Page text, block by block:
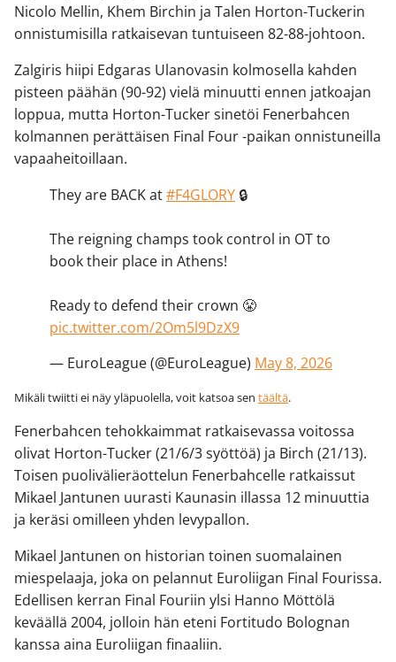
Nicolo Mellin, Khem Birchin ja Talen Horton-Tuckerin
onnistumisilla ratkaisevan tuntuiseen 82-88-johtoon.
Zalgiris hiipi Edgaras Ulanovasin kolmosella kahden
pisteen päähän (90-92) vielä minuutti ennen jatkoajan
loppua, mutta Horton-Tucker sinetöi Fenerbahcen
kolmannen perättäisen Final Four -paikan onnistuneilla
vapaaheitoillaan.
They are BACK at#F4GLORY 🔒
The reigning champs took control in OT to
book their place in Athens!
Ready to defend their crown 😤
pic.twitter.com/2Om5l9DzX9
— EuroLeague (@EuroLeague) May 8, 2026
Mikäli twiitti ei näy yläpuolella, voit katsoa sen täältä.
Fenerbahcen tehokkaimmat ratkaisevassa voitossa
olivat Horton-Tucker (21/6/3 syöttöä) ja Birch (21/13).
Toisen puolivälieräottelun Fenerbahcelle ratkaissut
Mikael Jantunen uurasti Kaunasin illassa 12 minuuttia
ja keräsi omilleen yhden levypallon.
Mikael Jantunen on historian toinen suomalainen
miespelaaja, joka on pelannut Euroliigan Final Fourissa.
Edellisen kerran Final Fouriin ylsi Hanno Möttölä
keväällä 2004, jolloin hän eteni Fortitudo Bolognan
kanssa aina Euroliigan finaaliin.